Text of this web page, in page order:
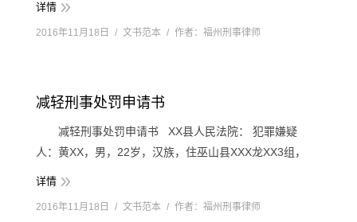
详情
2016年11月18日 文书范本 作者： 福州刑事律师
减轻刑事处罚申请书
减轻刑事处罚申请书 XX县人民法院： 犯罪嫌疑
人：黄XX，男，22岁，汉族，住巫山县XXX龙XX3组，
详情
2016年11月18日 文书范本 作者： 福州刑事律师